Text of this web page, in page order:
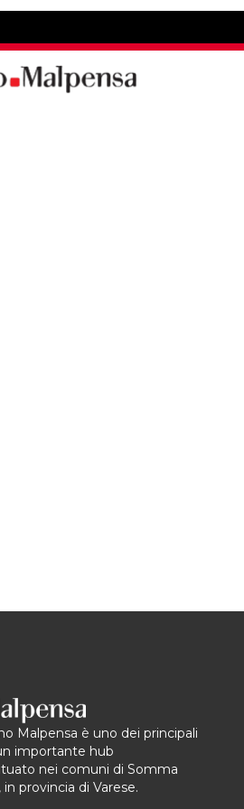
Malpensa è uno dei principali
importante hub
nei comuni di Somma
provincia di Varese.